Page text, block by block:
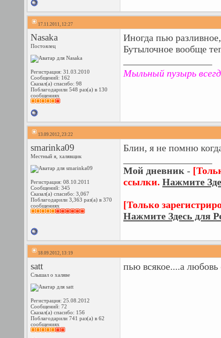
17.11.2011, 12:27
Nasaka
Постоялец
Регистрация: 31.03.2010
Сообщений: 162
Сказал(а) спасибо: 98
Поблагодарили 548 раз(а) в 130
сообщениях
Иногда пью
Бутылочное вообще
Мыльный пузырь
13.09.2012, 23:22
smarinka09
Местный я, халявщик
Регистрация: 08.10.2011
Сообщений: 345
Сказал(а) спасибо: 3,067
Поблагодарили 3,363 раз(а) в 370
сообщениях
Блин, я не помню
Мой дневник -
ссылки. Нажмите
[Только
Нажмите Здесь для
18.09.2012, 13:19
satt
Слышал о халяве
Регистрация: 25.08.2012
Сообщений: 72
Сказал(а) спасибо: 156
Поблагодарили 741 раз(а) в 62
сообщениях
пью всякое....а